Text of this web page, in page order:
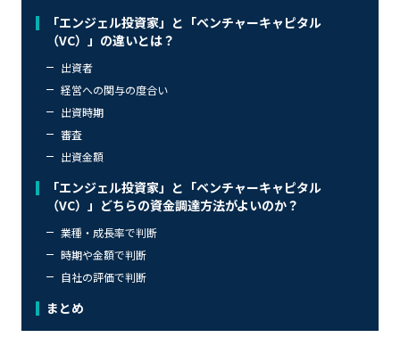
「エンジェル投資家」と「ベンチャーキャピタル
（VC）」の違いとは？
出資者
経営への関与の度合い
出資時期
審査
出資金額
「エンジェル投資家」と「ベンチャーキャピタル
（VC）」どちらの資金調達方法がよいのか？
業種・成長率で判断
時期や金額で判断
自社の評価で判断
まとめ